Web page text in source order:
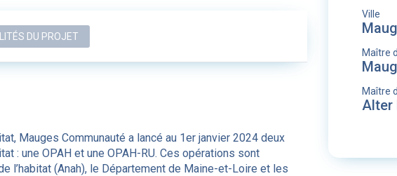
DU PROJET
Mauges Communauté a lancé au 1er janvier 2024 deux
: une OPAH et une OPAH-RU. Ces opérations sont
l’habitat (Anah), le Département de Maine-et-Loire et les
Ville
Maître
Maître
Alter